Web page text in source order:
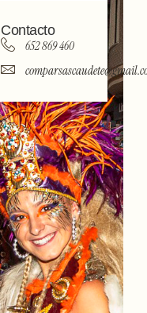
Contacto
652 869 460